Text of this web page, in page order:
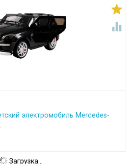


электромобиль Merсedes-
Загрузка...